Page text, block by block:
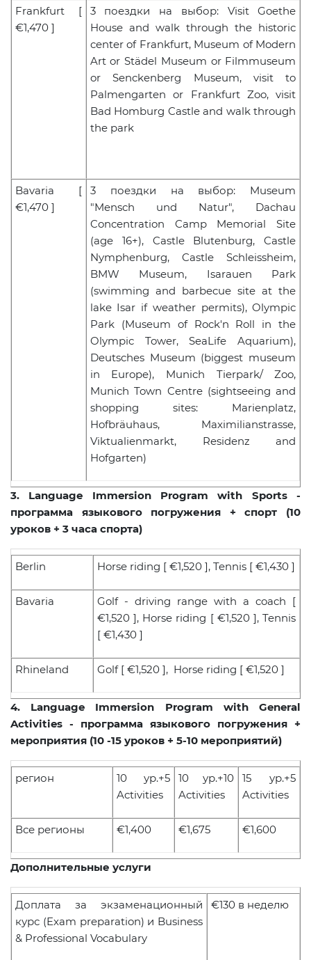
Frankfurt[
€1,470 ]
3 поездки на выбор: Visit Goethe
House and walk through the historic
center of Frankfurt, Museum of Modern
Art or Städel Museum or Filmmuseum
or Senckenberg Museum, visit to
Palmengarten or Frankfurt Zoo, visit
Bad Homburg Castle and walk through
the park
Bavaria [
€1,470 ]
3 поездки на выбор: Museum
"Mensch und Natur", Dachau
Concentration Camp Memorial Site
(age 16+), Castle Blutenburg, Castle
Nymphenburg, Castle Schleissheim,
BMW Museum, Isarauen Park
(swimming and barbecue site at the
lake Isar if weather permits), Olympic
Park (Museum of Rock'n Roll in the
Olympic Tower, SeaLife Aquarium),
Deutsches Museum (biggest museum
in Europe), Munich Tierpark/ Zoo,
Munich Town Centre (sightseeing and
shopping sites: Marienplatz,
Hofbräuhaus, Maximilianstrasse,
Viktualienmarkt, Residenz and
Hofgarten)
3. Language Immersion Program with Sports -
программа языкового погружения + спорт (10
уроков + 3 часа спорта)
Berlin Horse riding [ €1,520 ], Tennis [ €1,430 ]
Bavaria
Golf - driving range with a coach [
€1,520 ], Horse riding [ €1,520 ], Tennis
[ €1,430 ]
Rhineland Golf [ €1,520 ], Horse riding [ €1,520 ]
4. Language Immersion Program with General
Activities - программа языкового погружения +
мероприятия (10 -15 уроков + 5-10 мероприятий)
регион
10 ур.+5
Activities
10 ур.+10
Activities
15 ур.+5
Activities
Все регионы €1,400 €1,675 €1,600
Дополнительные услуги
Доплата за экзаменационный
курс (Exam preparation) и Business
& Professional Vocabulary
€130 в неделю